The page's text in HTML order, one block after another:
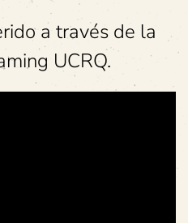
a través de la
UCRQ.